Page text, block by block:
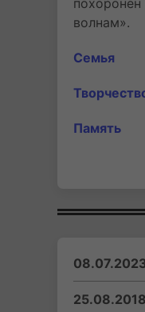
волнам».
Семья
Память
25.08.2018